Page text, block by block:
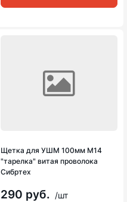
Щетка для УШМ 100мм М14
"тарелка" витая проволока
Сибртех
290 руб. /шт